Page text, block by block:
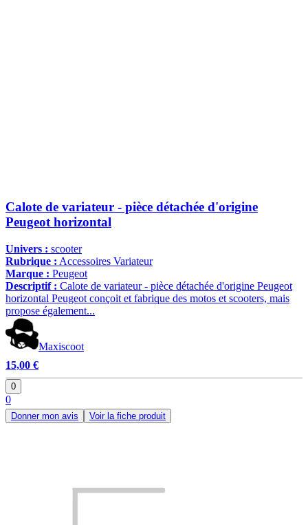
Calote de variateur - pièce détachée d'origine
Peugeot horizontal
Univers : scooter
Rubrique : Accessoires Variateur
Marque : Peugeot
Descriptif : Calote de variateur - pièce détachée d'origine Peugeot
horizontal Peugeot conçoit et fabrique des motos et scooters, mais
propose également...
Maxiscoot
15,00 €
0
0
Donner mon avis Voir la fiche produit